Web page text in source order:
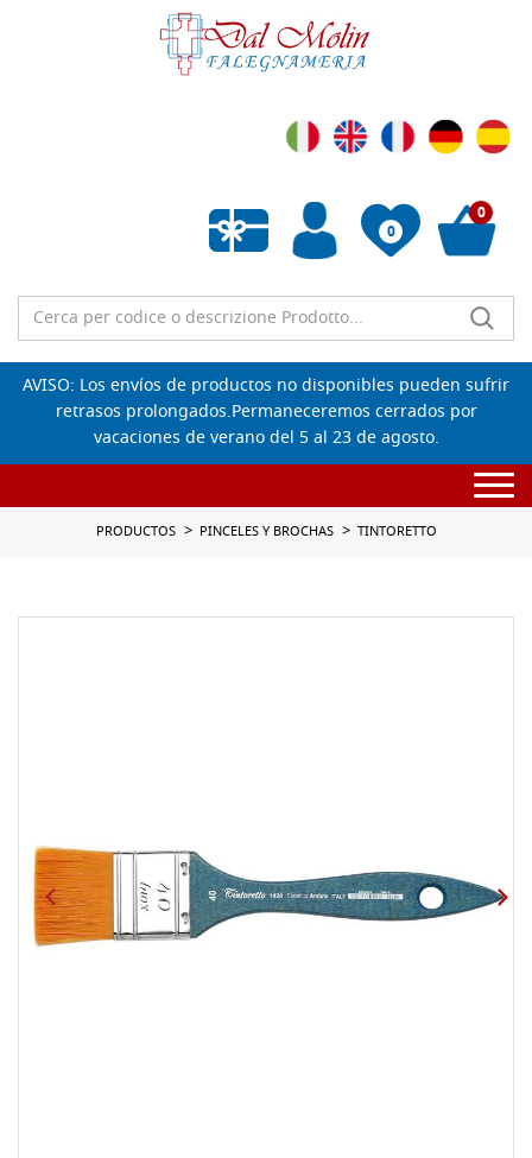
0
Lista de deseos vacía
0
AVISO: Los envíos de productos no disponibles pueden sufrir
retrasos prolongados.Permaneceremos cerrados por
vacaciones de verano del 5 al 23 de agosto.
PRODUCTOS PINCELES Y BROCHAS TINTORETTO